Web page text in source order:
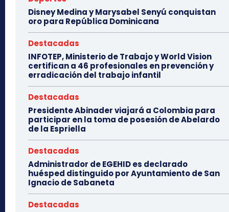
Disney Medina y Marysabel Senyú conquistan
oro para República Dominicana
Destacadas
INFOTEP, Ministerio de Trabajo y World Vision
certifican a 46 profesionales en prevención y
erradicación del trabajo infantil
Destacadas
Presidente Abinader viajará a Colombia para
participar en la toma de posesión de Abelardo
de la Espriella
Destacadas
Administrador de EGEHID es declarado
huésped distinguido por Ayuntamiento de San
Ignacio de Sabaneta
Destacadas